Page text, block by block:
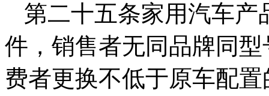
第二十五条家用汽车产
件，销售者无同品牌同
费者更换不低于原车配